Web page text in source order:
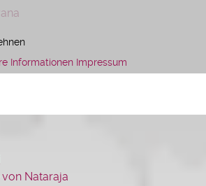
Nataraja
Informationen Impressum